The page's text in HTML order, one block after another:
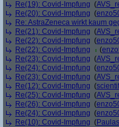
Re(19): Covid-Impfung (
Re(20): Covid-Impfung (
Re: AstraZeneca wirkt kaum
Re(21): Covid-Impfung (
Re(22): Covid-Impfung (
Re(22): Covid-Impfung
(
Re(23): Covid-Impfung (
Re(24): Covid-Impfung (
Re(23): Covid-Impfung (
Re(12): Covid-Impfung (
Re(25): Covid-Impfung (
Re(26): Covid-Impfung (
Re(24): Covid-Impfung (
Re(10): Covid-Impfung (